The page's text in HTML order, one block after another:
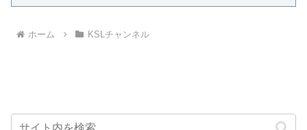
ホーム KSLチャンネル